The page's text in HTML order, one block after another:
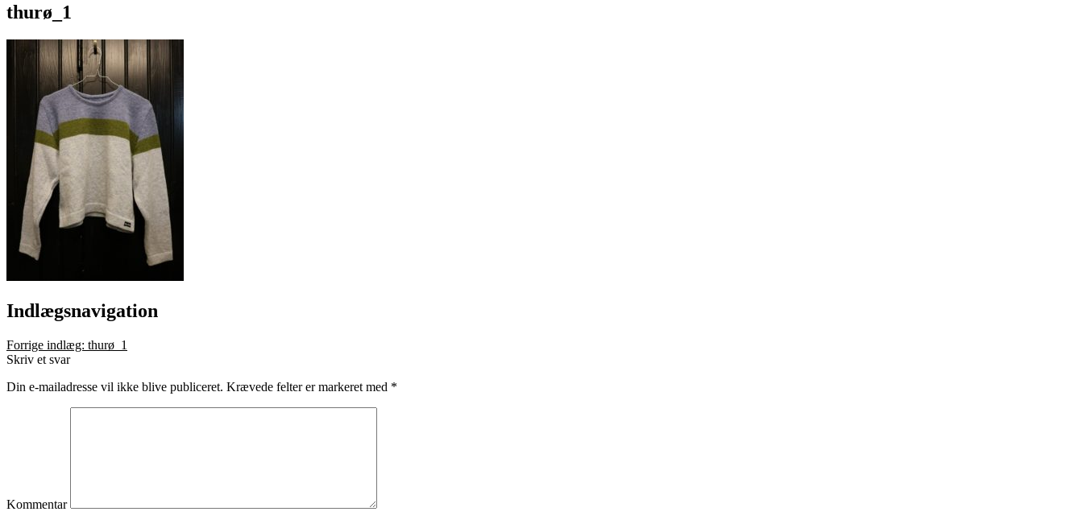
thurø_1
Indlægsnavigation
Forrige indlæg: thurø_1
Skriv et svar
Din e-mailadresse vil ikke blive publiceret. Krævede felter er markeret med *
Kommentar